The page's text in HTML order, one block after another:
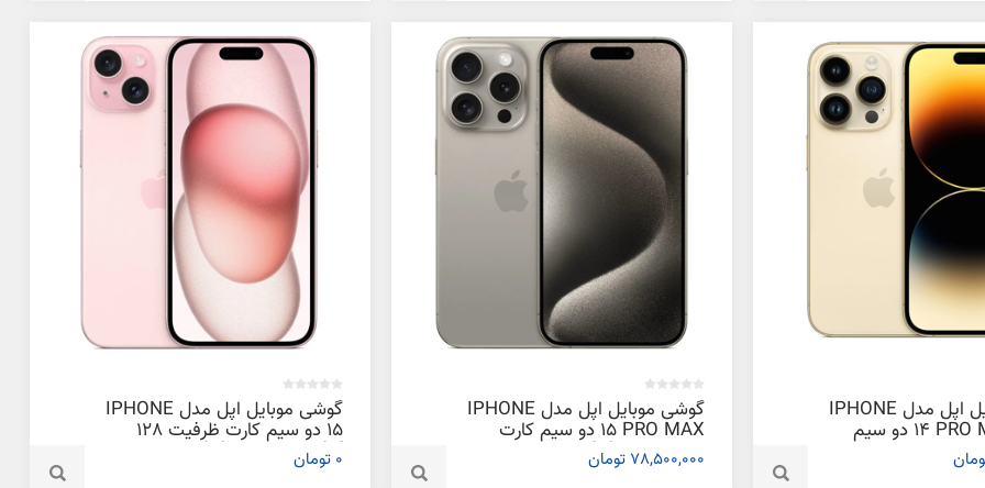
گوشی موبایل اپل مدل IPHONE
14 PRO MAX ZA/A دو سیم‌
کارت ظرفیت 1 ترابایت و رم 6
گوشی موبایل اپل مدل IPHONE
15 PRO MAX دو سیم‌ کارت
گیگابایت
78,500,000 تومان
گوشی موبایل اپل مدل IPHONE
15 دو سیم‌ کارت ظرفیت 128
گیگابایت و رم 6 گیگابایت
0 تومان